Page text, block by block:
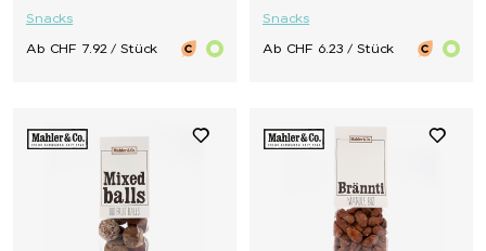
Snacks
Ab CHF 7.92 / Stück
Snacks
Ab CHF 6.23 / Stück